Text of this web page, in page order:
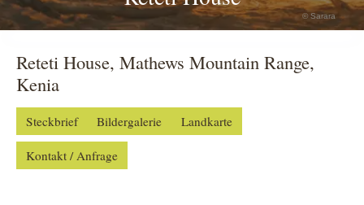
© Sarara
Reteti House, Mathews Mountain Range,
Kenia
Steckbrief Bildergalerie Landkarte
Kontakt / Anfrage